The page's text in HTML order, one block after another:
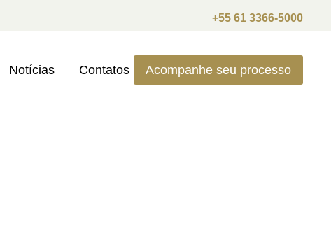
+55 61 3366-5000
Notícias Contatos Acompanhe seu processo